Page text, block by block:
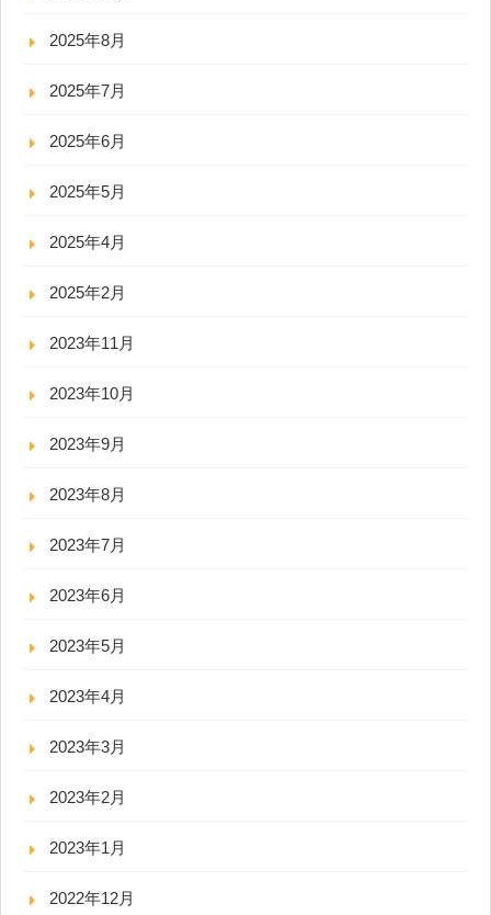
2025年8月
2025年7月
2025年6月
2025年5月
2025年4月
2025年2月
2023年11月
2023年10月
2023年9月
2023年8月
2023年7月
2023年6月
2023年5月
2023年4月
2023年3月
2023年2月
2023年1月
2022年12月